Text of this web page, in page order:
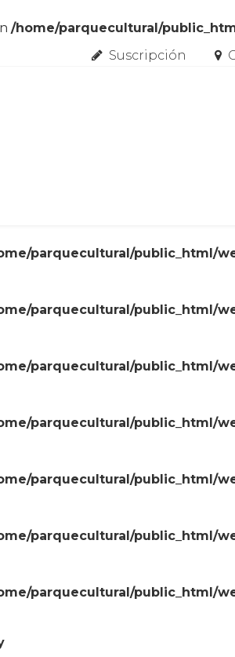
/home/parquecultural/
Suscripción
parquecultural/public_html/
parquecultural/public_html/
parquecultural/public_html/
parquecultural/public_html/
parquecultural/public_html/
parquecultural/public_html/
parquecultural/public_html/